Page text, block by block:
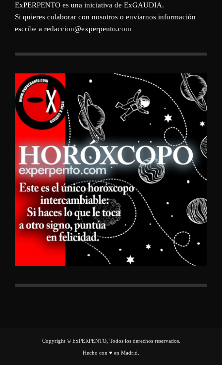
ExPERPENTO es una iniciativa de ExGAUDIA.
Si quieres colaborar con nosotros o enviarnos información
escribe a redaccion@experpento.com
Copyright © ExPERPENTO, Todos los derechos reservados.
Hecho con ♥ en Madrid.